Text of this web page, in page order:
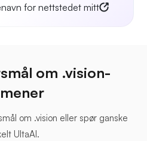
for nettstedet mitt
om .vision-
om .vision eller spør ganske
UltaAI.